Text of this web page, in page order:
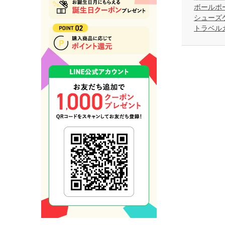
ボールポ
シューズ
トラベル